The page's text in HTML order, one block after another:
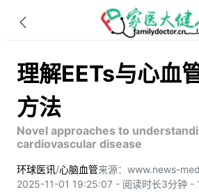
理解EETs与心血
方法
Novel approaches to
cardiovascular disease
环球医讯/心脑血管来源：www.news-
2025-11-01 19:25:07 - 阅读时长3分钟 -